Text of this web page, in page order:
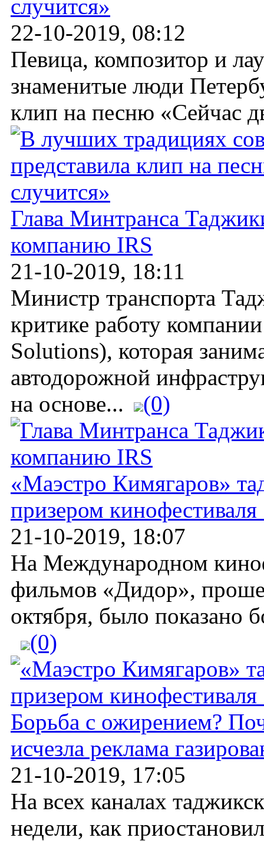
случится»
22-10-2019, 08:12
Певица, композитор и
знаменитые люди
клип на песню «Сейчас
Глава Минтранса
компанию IRS
21-10-2019, 18:11
Министр транспорта
критике работу
Solutions), которая
автодорожной
на основе...
(0)
«Маэстро Кимягаров»
призером
21-10-2019, 18:07
На Международном
фильмов «Дидор»,
октября, было показано
(0)
Борьба с ожирением?
исчезла реклама
21-10-2019, 17:05
На всех каналах
недели, как